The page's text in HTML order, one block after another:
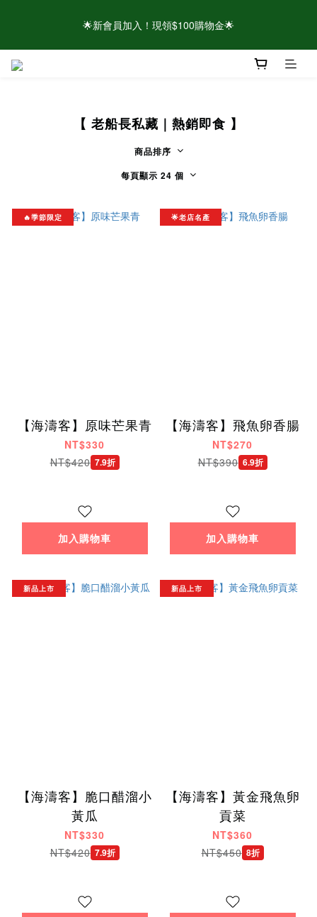
🌟新會員加入！現領$100購物金🌟
🌟新會員加入！現領$100購物金🌟
⚠️請認明官方帳號！近期有仿冒頁面/粉專盜圖詐騙 👉點此查看官
🌟新會員加入！現領$100購物金🌟
【 老船長私藏｜熱銷即食 】
商品排序
每頁顯示 24 個
🔥季節限定
【海濤客】原味芒果青
NT$330
NT$420 7.9折
加入購物車
🌟老店名產
【海濤客】飛魚卵香腸
NT$270
NT$390 6.9折
加入購物車
新品上市
【海濤客】脆口醋溜小
黃瓜
NT$330
NT$420 7.9折
新品上市
【海濤客】黃金飛魚卵
貢菜
NT$360
NT$450 8折